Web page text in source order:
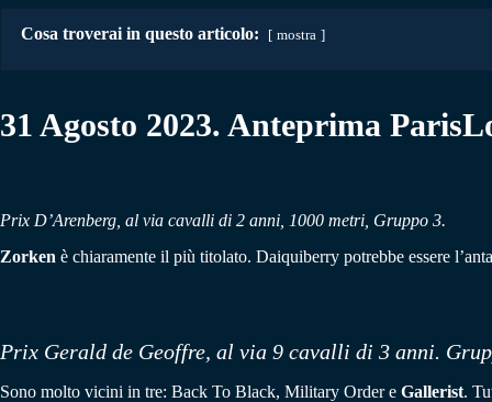
Cosa troverai in questo articolo: mostra
31 Agosto 2023. Anteprima
Prix D’Arenberg, al via cavalli di 2 anni, 1000 metri, Gruppo 3.
Zorken è chiaramente il più titolato. Daiquiberry potrebbe essere
Prix Gerald de Geoffre, al via 9 cavalli di 3 anni.
Sono molto vicini in tre: Back To Black, Military Order e Gallerist.